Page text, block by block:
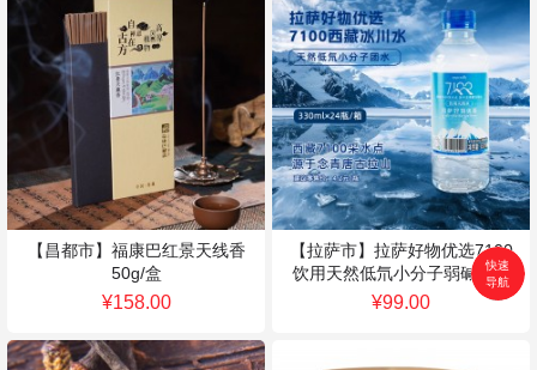
【昌都市】福康巴红景天线香
50g/盒
¥158.00
【拉萨市】拉萨好物优选7100
饮用天然低氘小分子弱碱性水
330ml*24瓶/箱
¥99.00 首页
快速
导航